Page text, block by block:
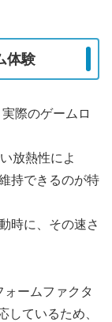
体験
際のゲームロ
放熱性によ
持できるのが特
時に、その速さ
ォームファクタ
しているため、